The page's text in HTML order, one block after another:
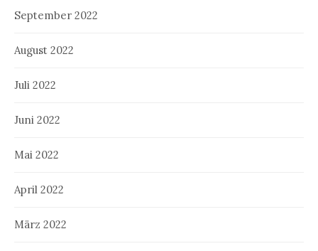
September 2022
August 2022
Juli 2022
Juni 2022
Mai 2022
April 2022
März 2022